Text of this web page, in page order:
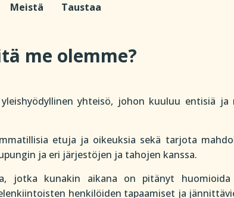
Meistä Taustaa
me olemme?
yhteisö, johon kuuluu entisiä ja
etuja ja oikeuksia sekä tarjota
ja eri järjestöjen ja tahojen kanssa.
jotka kunakin aikana on pitänyt huomioida
henkilöiden tapaamiset ja